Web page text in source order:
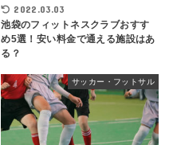
2022.03.03
池袋のフィットネスクラブおすす
め5選！安い料金で通える施設はあ
る？
サッカー・フットサル